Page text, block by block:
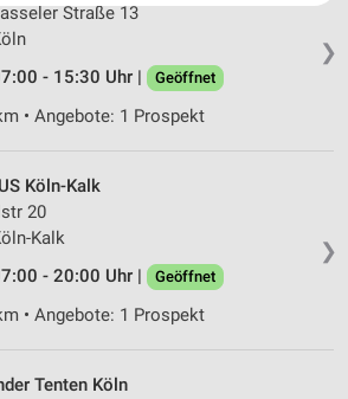
❯
Straße 13
- 15:30 Uhr |
Geöffnet
• Angebote: 1 Prospekt
❯
Köln-Kalk
20
Kalk
- 20:00 Uhr |
Geöffnet
• Angebote: 1 Prospekt
Tenten Köln
IAB-Anbieter)
Zwecke:
Daten zur Auswahl von
für personalisierte